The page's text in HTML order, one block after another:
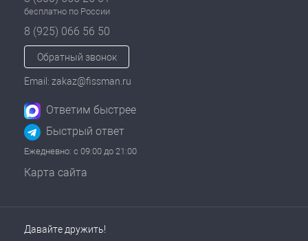
бесплатно по России
8 (925) 066 56 50
Обратный звонок
Email: zakaz@fissman.ru
Ответим быстрее
Быстрый ответ
Ежедневно: с 09:00 до 21:00
Карта сайта
Давайте дружить!